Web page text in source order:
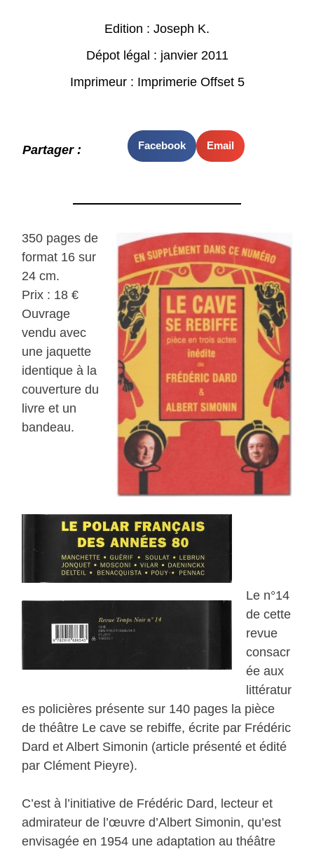
Edition : Joseph K.
Dépot légal : janvier 2011
Imprimeur : Imprimerie Offset 5
Partager : Facebook Email
350 pages de
format 16 sur
24 cm.
Prix : 18 €
Ouvrage
vendu avec
une jaquette
identique à la
couverture du
livre et un
bandeau.
Le n°14
de cette
revue
consacr
ée aux
littératur
es policières présente sur 140 pages la pièce
de théâtre Le cave se rebiffe, écrite par Frédéric
Dard et Albert Simonin (article présenté et édité
par Clément Pieyre).
C’est à l’initiative de Frédéric Dard, lecteur et
admirateur de l’œuvre d’Albert Simonin, qu’est
envisagée en 1954 une adaptation au théâtre